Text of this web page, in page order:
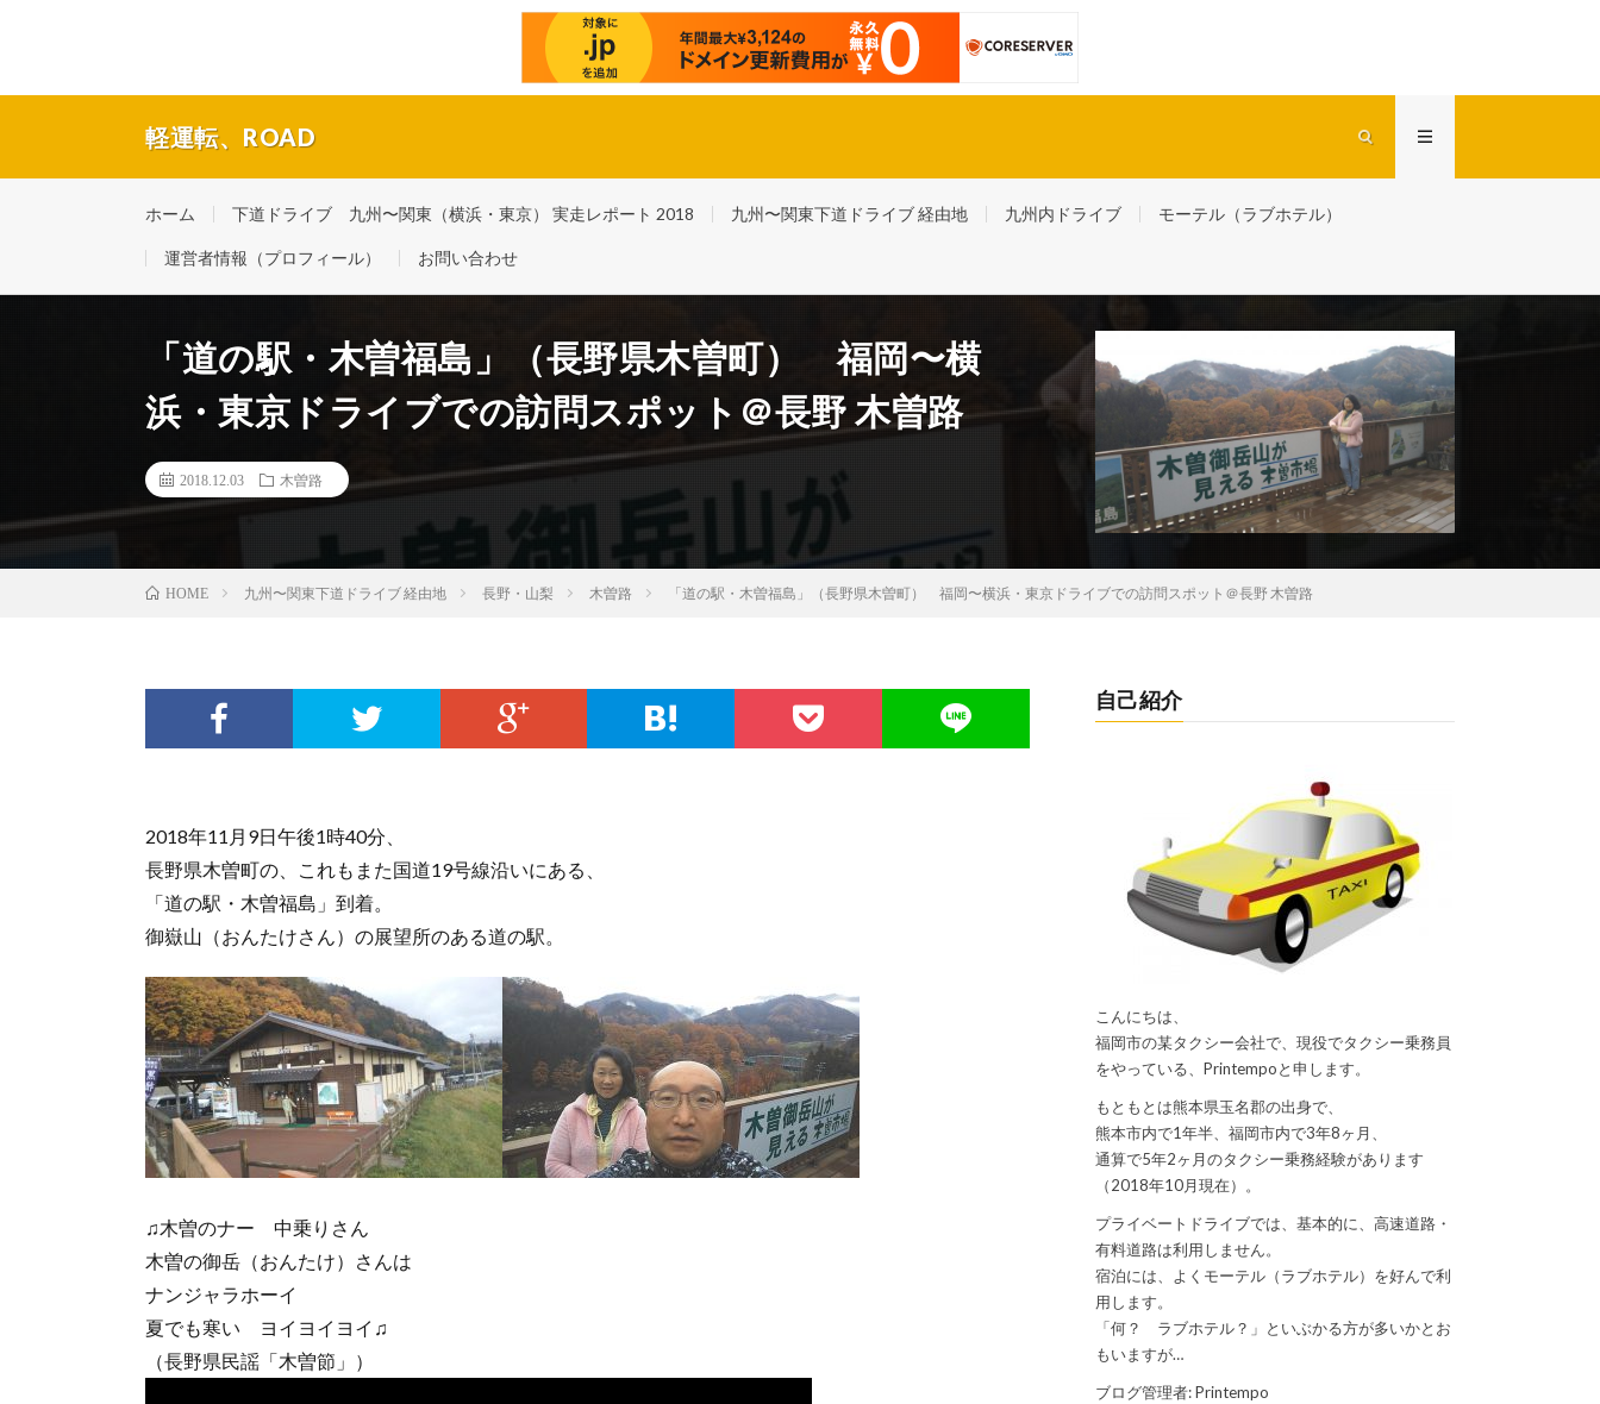
軽運転、ROAD
ホーム 下道ドライブ 九州〜関東（横浜・東京） 実走レポート 2018 九州〜関東下道ドライブ 経由地 九州内ドライブ モーテル（ラブホテル）
運営者情報（プロフィール） お問い合わせ
「道の駅・木曽福島」（長野県木曽町） 福岡〜横
浜・東京ドライブでの訪問スポット＠長野 木曽路
2018.12.03 木曽路
HOME 九州〜関東下道ドライブ 経由地 長野・山梨 木曽路 「道の駅・木曽福島」（長野県木曽町） 福岡〜横浜・東京ドライブでの訪問スポット＠長野 木曽路
2018年11月9日午後1時40分、
長野県木曽町の、これもまた国道19号線沿いにある、
「道の駅・木曽福島」到着。
御嶽山（おんたけさん）の展望所のある道の駅。
♫木曽のナー 中乗りさん
木曽の御岳（おんたけ）さんは
ナンジャラホーイ
夏でも寒い ヨイヨイヨイ♫
（長野県民謡「木曽節」）
自己紹介
こんにちは、
福岡市の某タクシー会社で、現役でタクシー乗務員
をやっている、Printempoと申します。
もともとは熊本県玉名郡の出身で、
熊本市内で1年半、福岡市内で3年8ヶ月、
通算で5年2ヶ月のタクシー乗務経験があります
（2018年10月現在）。
プライベートドライブでは、基本的に、高速道路・
有料道路は利用しません。
宿泊には、よくモーテル（ラブホテル）を好んで利
用します。
「何？ ラブホテル？」といぶかる方が多いかとお
もいますが…
ブログ管理者: Printempo